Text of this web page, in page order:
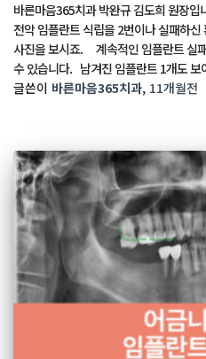
바른마음365치과 박완규 김도희 원장
전악 임플란트 식립을 2번이나 실패하
사진을 보시죠. 계속적인 임플란트 실
수 있습니다. 남겨진 임플란트 1개도 보
글쓴이 바른마음365치과, 11개월전